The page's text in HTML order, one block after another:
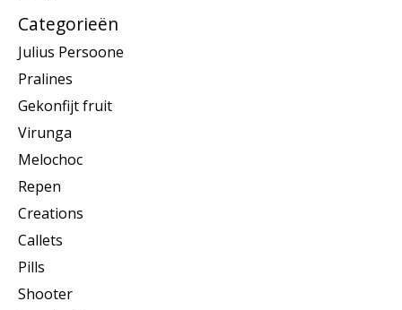
Categorieën
Julius Persoone
Pralines
Gekonfijt fruit
Virunga
Melochoc
Repen
Creations
Callets
Pills
Shooter